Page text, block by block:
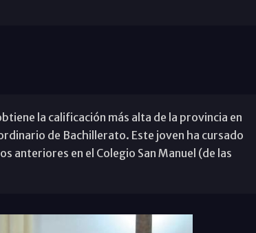
la calificación más alta de la provincia en
de Bachillerato. Este joven ha cursado
anteriores en el Colegio San Manuel (de las